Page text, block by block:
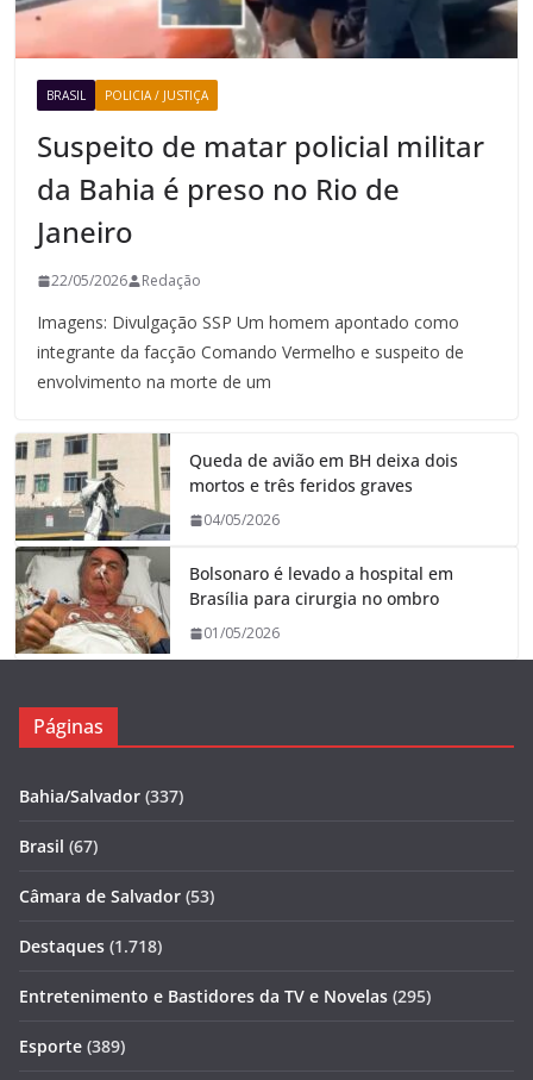
BRASIL POLICIA / JUSTIÇA
Suspeito de matar policial militar
da Bahia é preso no Rio de
Janeiro
22/05/2026 Redação
Imagens: Divulgação SSP Um homem apontado como
integrante da facção Comando Vermelho e suspeito de
envolvimento na morte de um
Queda de avião em BH deixa dois
mortos e três feridos graves
04/05/2026
Bolsonaro é levado a hospital em
Brasília para cirurgia no ombro
01/05/2026
Páginas
Bahia/Salvador (337)
Brasil (67)
Câmara de Salvador (53)
Destaques (1.718)
Entretenimento e Bastidores da TV e Novelas (295)
Esporte (389)